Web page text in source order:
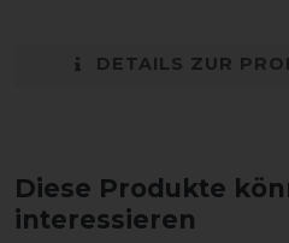
DETAILS ZUR
Diese Produkte
interessieren